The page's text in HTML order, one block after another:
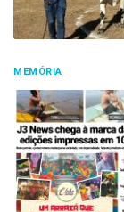
MEMÓRIA